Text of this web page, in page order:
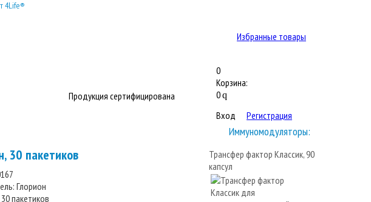
Избранные товары
0
Корзина:
0q
Продукция сертифицирована
4Life®
Вход Регистрация
30 пакетиков
Глорион
30 пакетиков
Иммуномодуляторы:
Трансфер фактор Классик, 90
капсул